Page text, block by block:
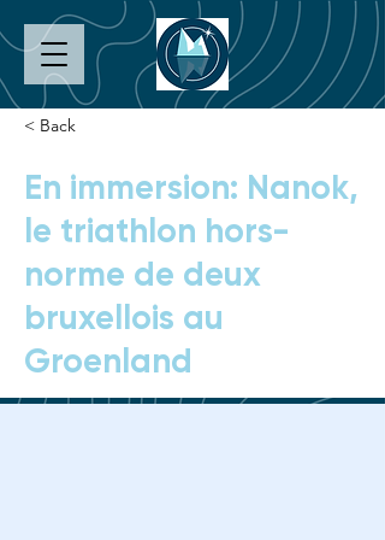
< Back
En immersion: Nanok,
le triathlon hors-
norme de deux
bruxellois au
Groenland